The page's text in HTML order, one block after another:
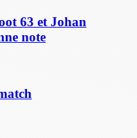
63 et Johan
note